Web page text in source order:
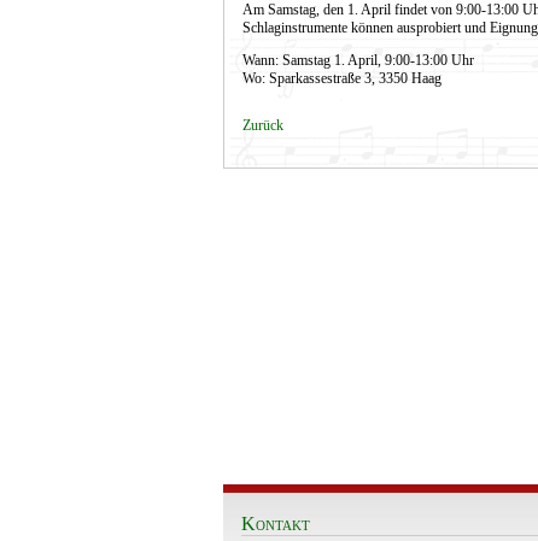
Am Samstag, den 1. April findet von 9:00-13:00
Schlaginstrumente können ausprobiert und
Wann: Samstag 1. April, 9:00-13:00 Uhr
Wo: Sparkassestraße 3, 3350 Haag
Zurück
Kontakt